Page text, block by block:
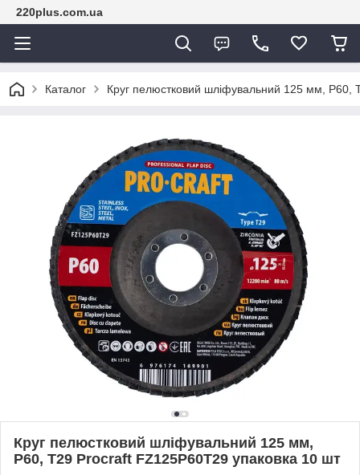
220plus.com.ua
Каталог Круг пелюстковий шліфувальний 125 мм, Р60,
Круг пелюстковий шліфувальний 125 мм,
Р60, T29 Procraft FZ125P60T29 упаковка 10 шт